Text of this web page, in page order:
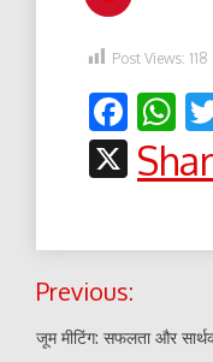
Post Views: 118
X
Post
navigation
Previous:
जूम मीटिंग: सफलता और